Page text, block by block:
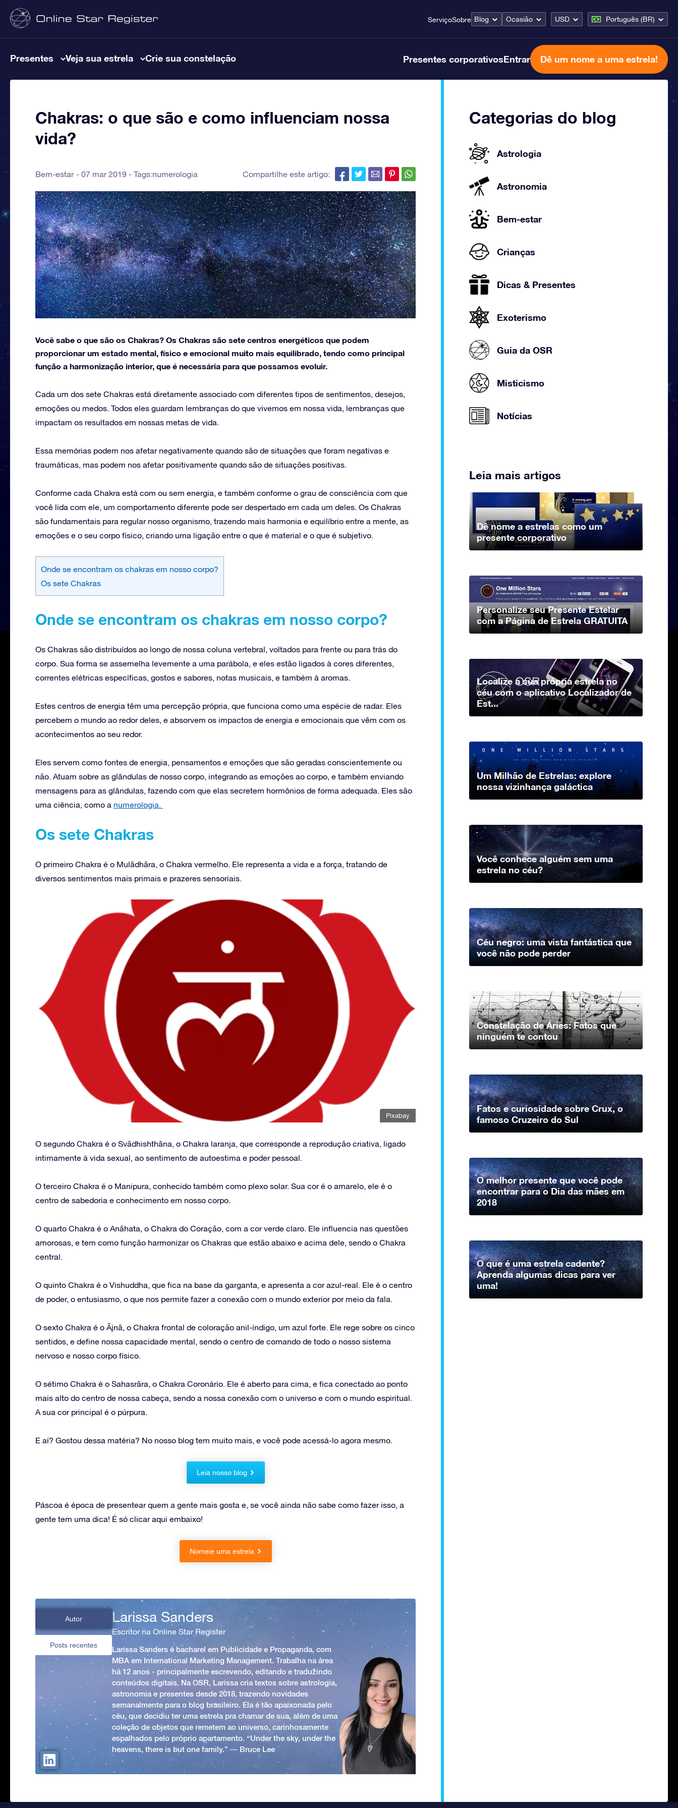
ServiçoSobre Blog Ocasião USD Português (BR)
Presentes Veja sua estrela Crie sua constelação Presentes corporativosEntrar Dê um nome a uma estrela!
Chakras: o que são e como influenciam nossa
vida?
Bem-estar 07 mar 2019 - Tags:numerologia Compartilhe este artigo:
Você sabe o que são os Chakras? Os Chakras são sete centros energéticos que podem
proporcionar um estado mental, físico e emocional muito mais equilibrado, tendo como principal
função a harmonização interior, que é necessária para que possamos evoluir.
Cada um dos sete Chakras está diretamente associado com diferentes tipos de sentimentos, desejos,
emoções ou medos. Todos eles guardam lembranças do que vivemos em nossa vida, lembranças que
impactam os resultados em nossas metas de vida.
Essa memórias podem nos afetar negativamente quando são de situações que foram negativas e
traumáticas, mas podem nos afetar positivamente quando são de situações positivas.
Conforme cada Chakra está com ou sem energia, e também conforme o grau de consciência com que
você lida com ele, um comportamento diferente pode ser despertado em cada um deles. Os Chakras
são fundamentais para regular nosso organismo, trazendo mais harmonia e equilíbrio entre a mente, as
emoções e o seu corpo físico, criando uma ligação entre o que é material e o que é subjetivo.
Onde se encontram os chakras em nosso corpo?
Os sete Chakras
Onde se encontram os chakras em nosso corpo?
Os Chakras são distribuídos ao longo de nossa coluna vertebral, voltados para frente ou para trás do
corpo. Sua forma se assemelha levemente a uma parábola, e eles estão ligados à cores diferentes,
correntes elétricas específicas, gostos e sabores, notas musicais, e também à aromas.
Estes centros de energia têm uma percepção própria, que funciona como uma espécie de radar. Eles
percebem o mundo ao redor deles, e absorvem os impactos de energia e emocionais que vêm com os
acontecimentos ao seu redor.
Eles servem como fontes de energia, pensamentos e emoções que são geradas conscientemente ou
não. Atuam sobre as glândulas de nosso corpo, integrando as emoções ao corpo, e também enviando
mensagens para as glândulas, fazendo com que elas secretem hormônios de forma adequada. Eles são
uma ciência, como a numerologia.
Os sete Chakras
O primeiro Chakra é o Mulãdhãra, o Chakra vermelho. Ele representa a vida e a força, tratando de
diversos sentimentos mais primais e prazeres sensoriais.
Pixabay
O segundo Chakra é o Svãdhishthãna, o Chakra laranja, que corresponde a reprodução criativa, ligado
intimamente à vida sexual, ao sentimento de autoestima e poder pessoal.
O terceiro Chakra é o Manipura, conhecido também como plexo solar. Sua cor é o amarelo, ele é o
centro de sabedoria e conhecimento em nosso corpo.
O quarto Chakra é o Anãhata, o Chakra do Coração, com a cor verde claro. Ele influencia nas questões
amorosas, e tem como função harmonizar os Chakras que estão abaixo e acima dele, sendo o Chakra
central.
O quinto Chakra é o Vishuddha, que fica na base da garganta, e apresenta a cor azul-real. Ele é o centro
de poder, o entusiasmo, o que nos permite fazer a conexão com o mundo exterior por meio da fala.
O sexto Chakra é o Ãjnã, o Chakra frontal de coloração anil-índigo, um azul forte. Ele rege sobre os cinco
sentidos, e define nossa capacidade mental, sendo o centro de comando de todo o nosso sistema
nervoso e nosso corpo físico.
O sétimo Chakra é o Sahasrãra, o Chakra Coronário. Ele é aberto para cima, e fica conectado ao ponto
mais alto do centro de nossa cabeça, sendo a nossa conexão com o universo e com o mundo espiritual.
A sua cor principal é o púrpura.
E aí? Gostou dessa matéria? No nosso blog tem muito mais, e você pode acessá-lo agora mesmo.
Leia nosso blog
Páscoa é época de presentear quem a gente mais gosta e, se você ainda não sabe como fazer isso, a
gente tem uma dica! É só clicar aqui embaixo!
Nomeie uma estrela
Autor
Posts recentes
Larissa Sanders
Escritor na Online Star Register
Larissa Sanders é bacharel em Publicidade e Propaganda, com
MBA em International Marketing Management. Trabalha na área
há 12 anos - principalmente escrevendo, editando e traduzindo
conteúdos digitais. Na OSR, Larissa cria textos sobre astrologia,
astronomia e presentes desde 2018, trazendo novidades
semanalmente para o blog brasileiro. Ela é tão apaixonada pelo
céu, que decidiu ter uma estrela pra chamar de sua, além de uma
coleção de objetos que remetem ao universo, carinhosamente
espalhados pelo próprio apartamento. “Under the sky, under the
heavens, there is but one family.” ― Bruce Lee
Categorias do blog
Astrologia
Astronomia
Bem-estar
Crianças
Dicas & Presentes
Exoterismo
Guia da OSR
Misticismo
Notícias
Leia mais artigos
Dê nome a estrelas como um
presente corporativo
Personalize seu Presente Estelar
com a Página de Estrela GRATUITA
Localize a sua própria estrela no
céu com o aplicativo Localizador de
Est...
Um Milhão de Estrelas: explore
nossa vizinhança galáctica
Você conhece alguém sem uma
estrela no céu?
Céu negro: uma vista fantástica que
você não pode perder
Constelação de Áries: Fatos que
ninguém te contou
Fatos e curiosidade sobre Crux, o
famoso Cruzeiro do Sul
O melhor presente que você pode
encontrar para o Dia das mães em
2018
O que é uma estrela cadente?
Aprenda algumas dicas para ver
uma!